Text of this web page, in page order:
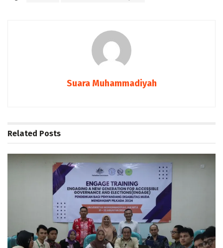
Suara Muhammadiyah
Related Posts